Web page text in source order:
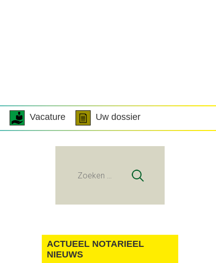
Vacature Uw dossier
Zoeken
ACTUEEL NOTARIEEL
NIEUWS